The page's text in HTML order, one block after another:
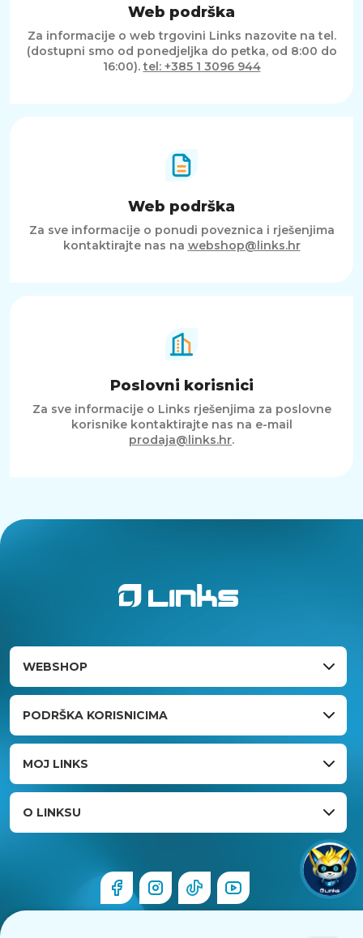
Web podrška
Za informacije o web trgovini Links nazovite na tel.
(dostupni smo od ponedjeljka do petka, od 8:00 do
16:00).tel: +385 1 3096 944
Web podrška
Za sve informacije o ponudi poveznica i rješenjima
kontaktirajte nas na webshop@links.hr
Poslovni korisnici
Za sve informacije o Links rješenjima za poslovne
korisnike kontaktirajte nas na e-mail
prodaja@links.hr.
WEBSHOP
PODRŠKA KORISNICIMA
MOJ LINKS
O LINKSU